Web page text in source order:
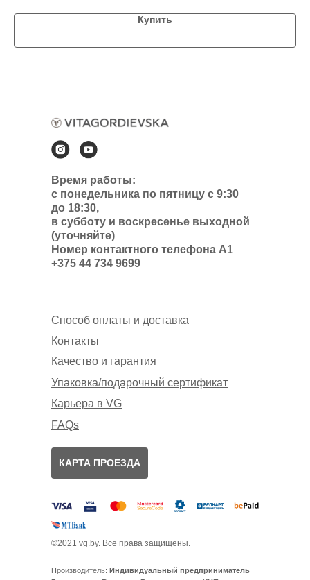
Купить
Время работы:
с понедельника по пятницу с 9:30
до 18:30,
в субботу и воскресенье выходной
(уточняйте)
Номер контактного телефона А1
+375 44 734 9699
Производитель: Индивидуальный предприниматель
Способ оплаты и доставка
Контакты
КАРТА ПРОЕЗДА
Упаковка/подарочный сертификат
FAQs
Карьера в VG
©2021 vg.by. Все права защищены.
Качество и гарантия